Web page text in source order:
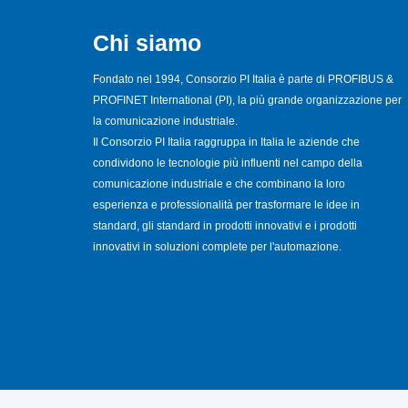
Chi siamo
Fondato nel 1994, Consorzio PI Italia è parte di PROFIBUS &
PROFINET International (PI), la più grande organizzazione per
la comunicazione industriale.
Il Consorzio PI Italia raggruppa in Italia le aziende che
condividono le tecnologie più influenti nel campo della
comunicazione industriale e che combinano la loro
esperienza e professionalità per trasformare le idee in
standard, gli standard in prodotti innovativi e i prodotti
innovativi in soluzioni complete per l'automazione.